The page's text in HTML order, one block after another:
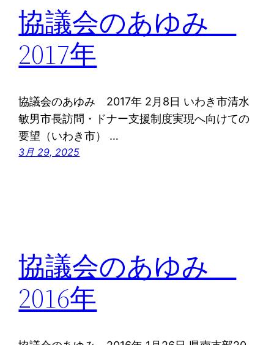
協議会のあゆみ
2017年
協議会のあゆみ 2017年 2月8日 いわき市清水
敏男市長訪問・ドナー支援制度実現へ向けての
要望（いわき市） …
3月 29, 2025
協議会のあゆみ
2016年